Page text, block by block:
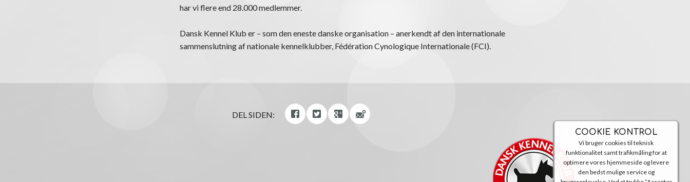
COOKIE KONTROL
Vi bruger cookies til teknisk
funktionalitet samt trafikmåling for at
optimere vores hjemmeside og levere
den bedst mulige service og
har vi flere end 28.000 medlemmer.
Dansk Kennel Klub er – som den eneste danske organisation – anerkendt af den internationale
sammenslutning af nationale kennelklubber, Fédération Cynologique Internationale (FCI).
DEL SIDEN: